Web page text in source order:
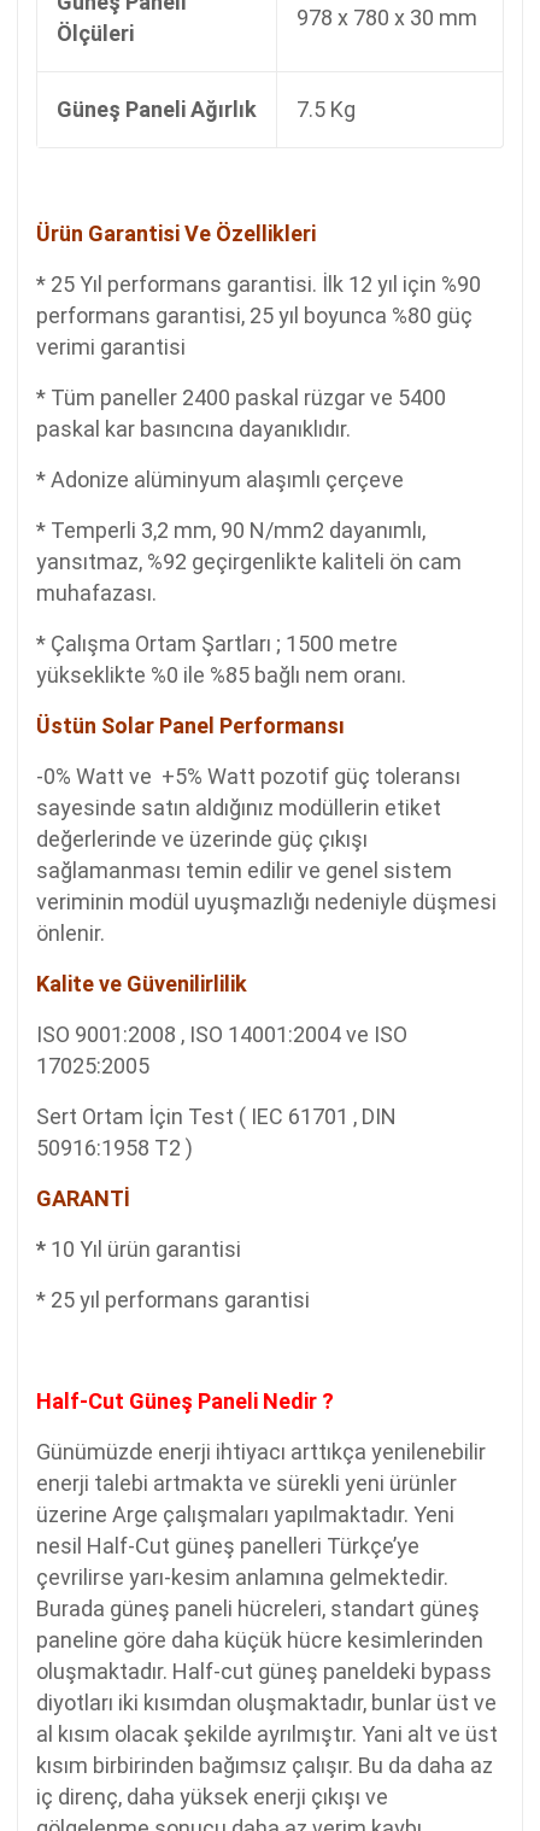
Ölçüleri
978 x 780 x 30 mm
Güneş Paneli Ağırlık 7.5 Kg
Ürün Garantisi Ve Özellikleri
* 25 Yıl performans garantisi. İlk 12 yıl için %90
performans garantisi, 25 yıl boyunca %80 güç
verimi garantisi
* Tüm paneller 2400 paskal rüzgar ve 5400
paskal kar basıncına dayanıklıdır.
* Adonize alüminyum alaşımlı çerçeve
* Temperli 3,2 mm, 90 N/mm2 dayanımlı,
yansıtmaz, %92 geçirgenlikte kaliteli ön cam
muhafazası.
* Çalışma Ortam Şartları ; 1500 metre
yükseklikte %0 ile %85 bağlı nem oranı.
Üstün Solar Panel Performansı
-0% Watt ve +5% Watt pozotif güç toleransı
sayesinde satın aldığınız modüllerin etiket
değerlerinde ve üzerinde güç çıkışı
sağlamanması temin edilir ve genel sistem
veriminin modül uyuşmazlığı nedeniyle düşmesi
önlenir.
Kalite ve Güvenilirlilik
ISO 9001:2008 , ISO 14001:2004 ve ISO
17025:2005
Sert Ortam İçin Test ( IEC 61701 , DIN
50916:1958 T2 )
GARANTİ
* 10 Yıl ürün garantisi
* 25 yıl performans garantisi
Half-Cut Güneş Paneli Nedir ?
Günümüzde enerji ihtiyacı arttıkça yenilenebilir
enerji talebi artmakta ve sürekli yeni ürünler
üzerine Arge çalışmaları yapılmaktadır. Yeni
nesil Half-Cut güneş panelleri Türkçe’ye
çevrilirse yarı-kesim anlamına gelmektedir.
Burada güneş paneli hücreleri, standart güneş
paneline göre daha küçük hücre kesimlerinden
oluşmaktadır. Half-cut güneş paneldeki bypass
diyotları iki kısımdan oluşmaktadır, bunlar üst ve
al kısım olacak şekilde ayrılmıştır. Yani alt ve üst
kısım birbirinden bağımsız çalışır. Bu da daha az
iç direnç, daha yüksek enerji çıkışı ve